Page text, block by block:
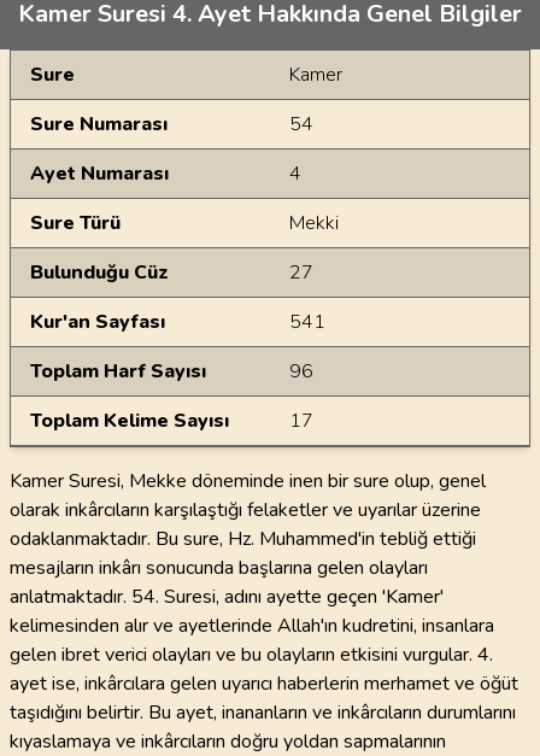
Kamer Suresi 4. Ayet Hakkında Genel Bilgiler
Genel Bilgiler
Sure
Kamer
Sure Numarası
54
Ayet Numarası
4
Sure Türü
Mekki
Bulunduğu Cüz
27
Kur'an Sayfası
541
Toplam Harf Sayısı
96
Toplam Kelime Sayısı
17
Kamer Suresi, Mekke döneminde inen bir sure olup, genel
olarak inkârcıların karşılaştığı felaketler ve uyarılar üzerine
odaklanmaktadır. Bu sure, Hz. Muhammed'in tebliğ ettiği
mesajların inkârı sonucunda başlarına gelen olayları
anlatmaktadır. 54. Suresi, adını ayette geçen 'Kamer'
kelimesinden alır ve ayetlerinde Allah'ın kudretini, insanlara
gelen ibret verici olayları ve bu olayların etkisini vurgular. 4.
ayet ise, inkârcılara gelen uyarıcı haberlerin merhamet ve öğüt
taşıdığını belirtir. Bu ayet, inananların ve inkârcıların durumlarını
kıyaslamaya ve inkârcıların doğru yoldan sapmalarının